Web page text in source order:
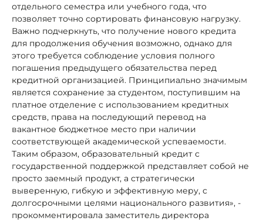
отдельного семестра или учебного года, что
позволяет точно сортировать финансовую нагрузку.
Важно подчеркнуть, что получение нового кредита
для продолжения обучения возможно, однако для
этого требуется соблюдение условия полного
погашения предыдущего обязательства перед
кредитной организацией. Принципиально значимым
является сохранение за студентом, поступившим на
платное отделение с использованием кредитных
средств, права на последующий перевод на
вакантное бюджетное место при наличии
соответствующей академической успеваемости.
Таким образом, образовательный кредит с
государственной поддержкой представляет собой не
просто заемный продукт, а стратегически
выверенную, гибкую и эффективную меру, с
долгосрочными целями национального развития», -
прокомментировала заместитель директора